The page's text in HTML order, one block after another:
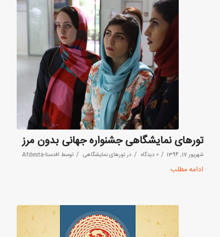
تورهای نمایشگاهی جشنواره جهانی بدون مرز
شهریور 17, 1394 / 0 دیدگاه / در تورهای نمایشگاهی / توسط افدستا-Afdesta
ادامه مطلب